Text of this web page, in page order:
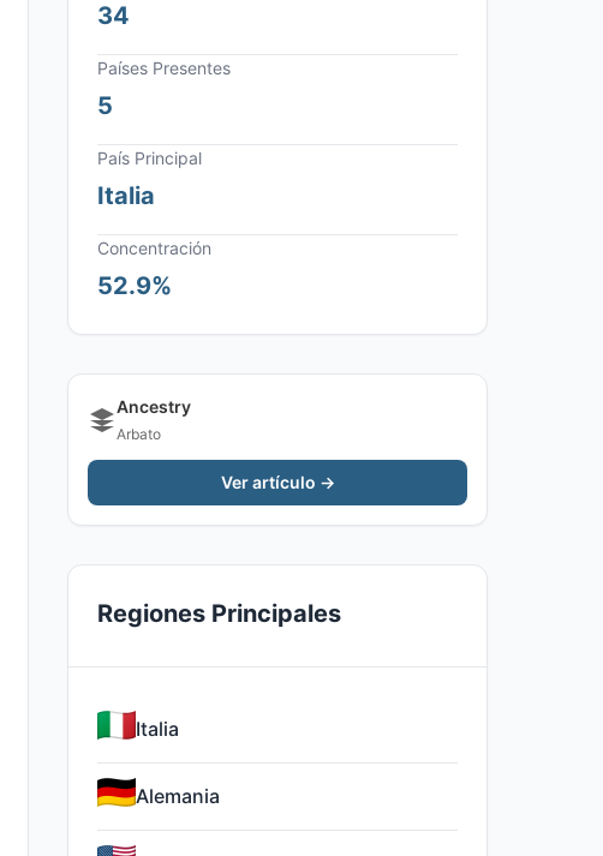
34
Países Presentes
5
País Principal
Italia
Concentración
52.9%
Ancestry
Arbato
Ver artículo →
Regiones Principales
Italia
Alemania